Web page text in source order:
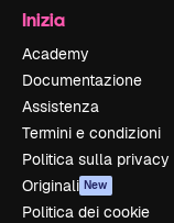
Inizia
Academy
Documentazione
Assistenza
Termini e condizioni
Politica sulla privacy
Originali New
Politica dei cookie